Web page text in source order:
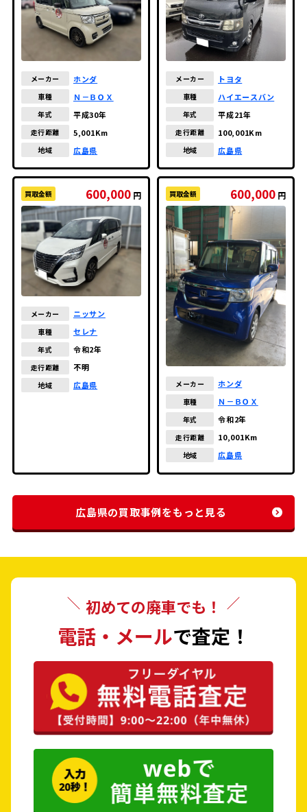
メーカー ホンダ
車種 Ｎ－ＢＯＸ
年式 平成30年
走行距離 5,001Km
地域 広島県
メーカー トヨタ
車種 ハイエースバン
年式 平成21年
走行距離 100,001Km
地域 広島県
買取金額 600,000 円
メーカー ニッサン
車種 セレナ
年式 令和2年
走行距離 不明
地域 広島県
買取金額 600,000 円
メーカー ホンダ
車種 Ｎ－ＢＯＸ
年式 令和2年
走行距離 10,001Km
地域 広島県
広島県の買取事例をもっと見る
初めての廃車でも！
電話・メールで査定！